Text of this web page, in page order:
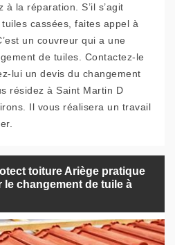
la réparation. S’il s’agit
cassées, faites appel à
un couvreur qui a une
de tuiles. Contactez-le
lui un devis du changement
résidez à Saint Martin D
Il vous réalisera un travail
toiture Ariège pratique
changement de tuile à